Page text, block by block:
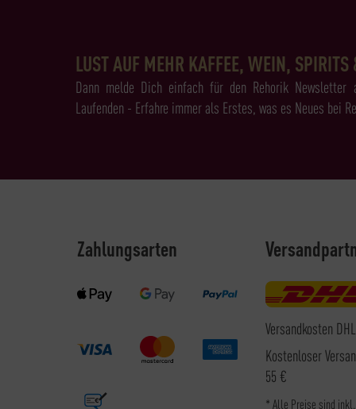
LUST AUF MEHR KAFFEE, WEIN, SPIRITS
Dann melde Dich einfach für den Rehorik
Laufenden - Erfahre immer als Erstes, was es Neues bei
Zahlungsarten
Versandkosten
Kostenloser
55 €
* Alle Preise sind inkl.